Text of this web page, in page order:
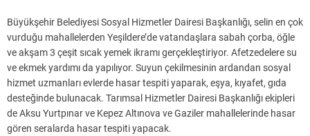
Büyükşehir Belediyesi Sosyal Hizmetler Dairesi Başkanlığı, selin en çok
vurduğu mahallelerden Yeşildere’de vatandaşlara sabah çorba, öğle
ve akşam 3 çeşit sıcak yemek ikramı gerçekleştiriyor. Afetzedelere su
ve ekmek yardımı da yapılıyor. Suyun çekilmesinin ardandan sosyal
hizmet uzmanları evlerde hasar tespiti yaparak, eşya, kıyafet, gıda
desteğinde bulunacak. Tarımsal Hizmetler Dairesi Başkanlığı ekipleri
de Aksu Yurtpınar ve Kepez Altınova ve Gaziler mahallelerinde hasar
gören seralarda hasar tespiti yapacak.